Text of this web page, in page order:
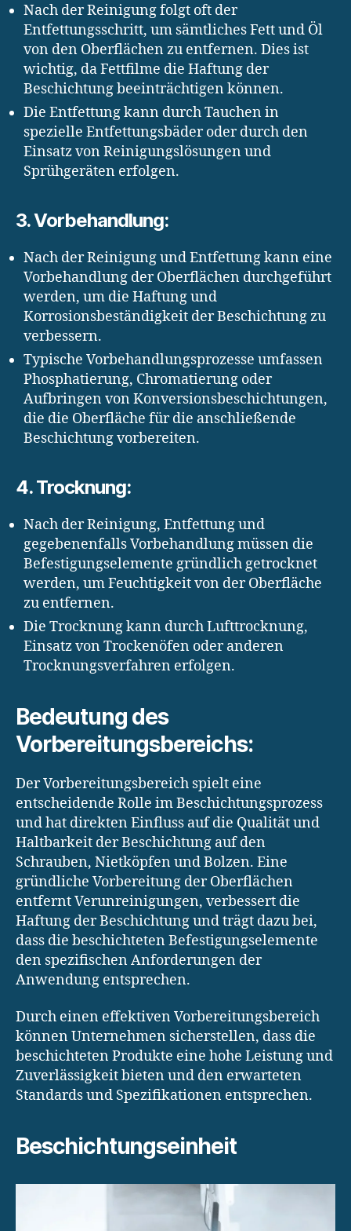
Nach der Reinigung folgt oft der
Entfettungsschritt, um sämtliches Fett und Öl
von den Oberflächen zu entfernen. Dies ist
wichtig, da Fettfilme die Haftung der
Beschichtung beeinträchtigen können.
Die Entfettung kann durch Tauchen in
spezielle Entfettungsbäder oder durch den
Einsatz von Reinigungslösungen und
Sprühgeräten erfolgen.
3. Vorbehandlung:
Nach der Reinigung und Entfettung kann eine
Vorbehandlung der Oberflächen durchgeführt
werden, um die Haftung und
Korrosionsbeständigkeit der Beschichtung zu
verbessern.
Typische Vorbehandlungsprozesse umfassen
Phosphatierung, Chromatierung oder
Aufbringen von Konversionsbeschichtungen,
die die Oberfläche für die anschließende
Beschichtung vorbereiten.
4. Trocknung:
Nach der Reinigung, Entfettung und
gegebenenfalls Vorbehandlung müssen die
Befestigungselemente gründlich getrocknet
werden, um Feuchtigkeit von der Oberfläche
zu entfernen.
Die Trocknung kann durch Lufttrocknung,
Einsatz von Trockenöfen oder anderen
Trocknungsverfahren erfolgen.
Bedeutung des
Vorbereitungsbereichs:
Der Vorbereitungsbereich spielt eine
entscheidende Rolle im Beschichtungsprozess
und hat direkten Einfluss auf die Qualität und
Haltbarkeit der Beschichtung auf den
Schrauben, Nietköpfen und Bolzen. Eine
gründliche Vorbereitung der Oberflächen
entfernt Verunreinigungen, verbessert die
Haftung der Beschichtung und trägt dazu bei,
dass die beschichteten Befestigungselemente
den spezifischen Anforderungen der
Anwendung entsprechen.
Durch einen effektiven Vorbereitungsbereich
können Unternehmen sicherstellen, dass die
beschichteten Produkte eine hohe Leistung und
Zuverlässigkeit bieten und den erwarteten
Standards und Spezifikationen entsprechen.
Beschichtungseinheit